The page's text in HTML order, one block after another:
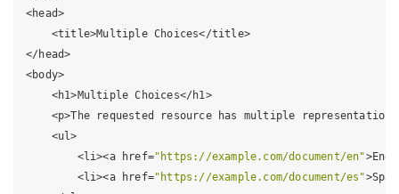
<head>
    <title>Multiple Choices</title>
</head>
<body>
    <h1>Multiple Choices</h1>
<p>The requested resource has multiple
    <ul>
        <li><a href=
"https://example.com/document/en"
        <li><a href=
"https://example.com/document/es"